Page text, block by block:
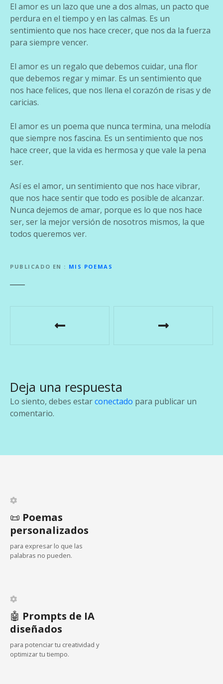
El amor es un lazo que une a dos almas, un pacto que
perdura en el tiempo y en las calmas. Es un
sentimiento que nos hace crecer, que nos da la fuerza
para siempre vencer.
El amor es un regalo que debemos cuidar, una flor
que debemos regar y mimar. Es un sentimiento que
nos hace felices, que nos llena el corazón de risas y de
caricias.
El amor es un poema que nunca termina, una melodía
que siempre nos fascina. Es un sentimiento que nos
hace creer, que la vida es hermosa y que vale la pena
ser.
Así es el amor, un sentimiento que nos hace vibrar,
que nos hace sentir que todo es posible de alcanzar.
Nunca dejemos de amar, porque es lo que nos hace
ser, ser la mejor versión de nosotros mismos, la que
todos queremos ver.
PUBLICADO EN MIS POEMAS
g
a
i
n
d
e
e
t
r
a
d
Deja una respuesta
Lo siento, debes estarconectado para publicar un
comentario.
📜 Poemas
personalizados
para expresar lo que las
palabras no pueden.
🤖 Prompts de IA
diseñados
para potenciar tu creatividad y
optimizar tu tiempo.